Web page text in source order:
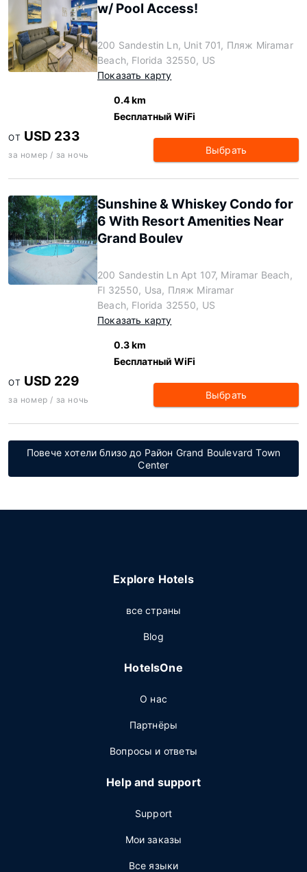
w/ Pool Access!
200 Sandestin Ln, Unit 701, Пляж Miramar
Beach, Florida 32550, US
Показать карту
0.4 km
Бесплатный WiFi
ОТ USD 233
за номер / за ночь Выбрать
Sunshine & Whiskey Condo for
6 With Resort Amenities Near
Grand Boulev
200 Sandestin Ln Apt 107, Miramar Beach,
Fl 32550, Usa, Пляж Miramar
Beach, Florida 32550, US
Показать карту
0.3 km
Бесплатный WiFi
ОТ USD 229
за номер / за ночь Выбрать
Повече хотели близо до Район Grand Boulevard Town
Center
Explore Hotels
все страны
Blog
HotelsOne
О нас
Партнёры
Вопросы и ответы
Help and support
Support
Мои заказы
Все языки